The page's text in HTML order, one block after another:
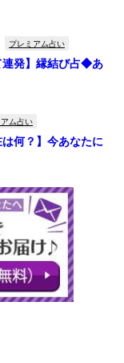
プレミアム占い
連発】縁結び占◆あ
ム占い
は何？】今あなたに